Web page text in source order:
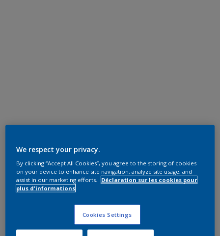
We respect your privacy.
By clicking “Accept All Cookies”, you agree to the storing of cookies
on your device to enhance site navigation, analyze site usage, and
assist in our marketing efforts.
Déclaration sur les cookies pour
plus d'informations
Cookies Settings